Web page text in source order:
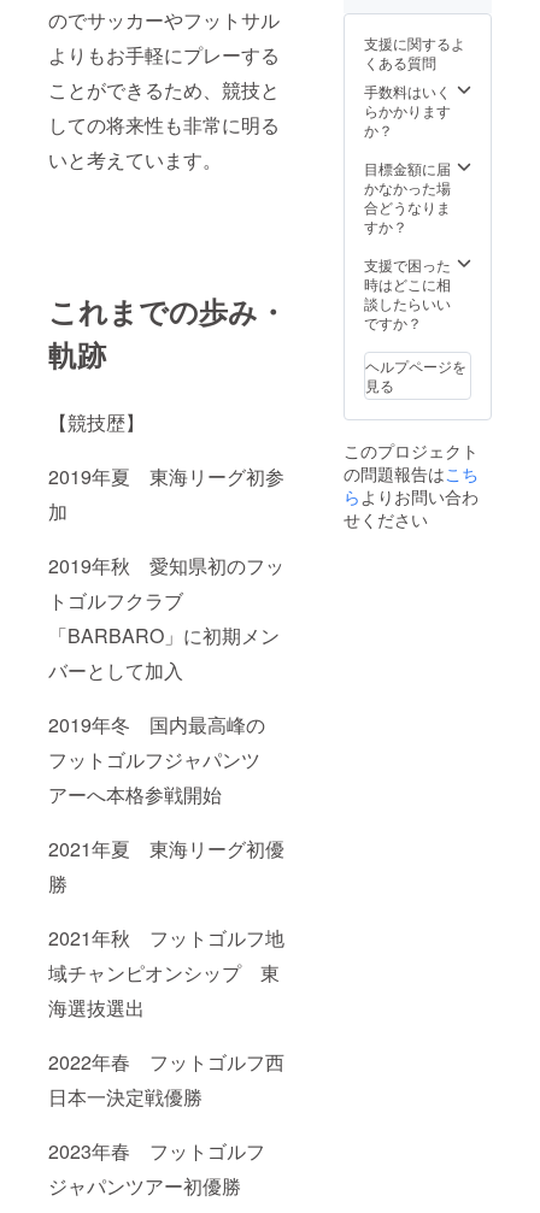
のでサッカーやフットサル
よりもお手軽にプレーする
ことができるため、競技と
しての将来性も非常に明る
いと考えています。
これまでの歩み・
軌跡
【競技歴】
2019年夏 東海リーグ初参
加
2019年秋 愛知県初のフッ
トゴルフクラブ
「BARBARO」に初期メン
バーとして加入
2019年冬 国内最高峰の
フットゴルフジャパンツ
アーへ本格参戦開始
2021年夏 東海リーグ初優
勝
2021年秋 フットゴルフ地
域チャンピオンシップ 東
海選抜選出
2022年春 フットゴルフ西
日本一決定戦優勝
2023年春 フットゴルフ
ジャパンツアー初優勝
ただき
ます。
※有料で
すが、
レンタ
ルボー
し、服
装もド
レス
いコー
スでは
ないの
で、運
きる服
と靴で
あれば
プレー
す。 予
定会場:
アドニ
スゴル
フクラ
支援に関するよ
くある質問
手数料はいく
らかかります
か？
目標金額に届
かなかった場
合どうなりま
すか？
支援で困った
時はどこに相
談したらいい
ですか？
ヘルプページを
見る
このプロジェクト
の問題報告はこち
ら よりお問い合わ
せください